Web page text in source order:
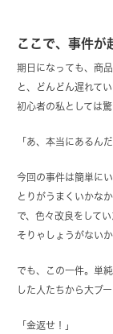
ここで、事件が
期日になっても、商
と、どんどん遅れて
初心者の私としては驚
「あ、本当にあるん
今回の事件は簡単に
とりがうまくいかな
で、色々改良をして
そりゃしょうがない
でも、この一件。単
した人たちから大ブ
「金返せ！」